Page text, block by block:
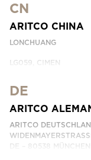
CN
ARITCO CHINA
LONCHUANG
LG059, CIMEN
SHANGHAI, CHINA
EMAIL:
NÚMERO DE
CONTÁCTANOS
DE
ARITCO
ARITCO
DE – 80538 MÜNCHEN